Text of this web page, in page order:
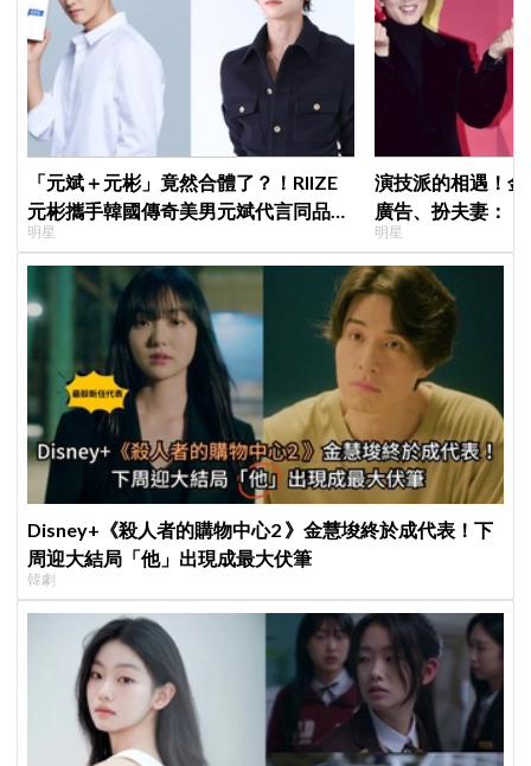
「元斌＋元彬」竟然合體了？！RIIZE
元彬攜手韓國傳奇美男元斌代言同品
牌，韓網瘋喊：兩個帥哥來了！
明星
演技派的相遇！
廣告、扮夫妻：
部戲劇吧」
明星
Disney+《殺人者的購物中心2 》金慧埈終於成代表！下
周迎大結局「他」出現成最大伏筆
韓劇